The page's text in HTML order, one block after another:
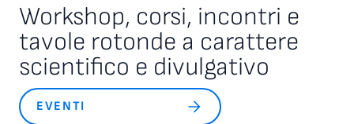
Workshop, corsi, incontri e
tavole rotonde a carattere
scientifico e divulgativo
EVENTI